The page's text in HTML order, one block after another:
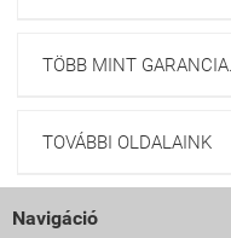
TÖBB MINT
TOVÁBBI OLDALAINK
Navigáció